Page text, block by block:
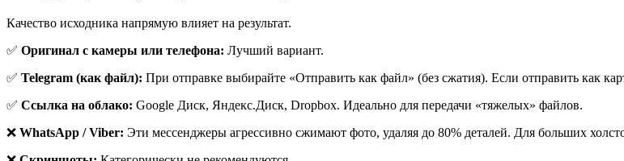
Качество исходника напрямую влияет на результат.
✅ Оригинал с камеры или телефона: Лучший вариант.
✅ Telegram (как файл): При отправке выбирайте «Отправить как файл» (без сжатия). Если отправить как
✅ Ссылка на облако: Google Диск, Яндекс.Диск, Dropbox. Идеально для передачи «тяжелых» файлов.
❌ WhatsApp / Viber: Эти мессенджеры агрессивно сжимают фото, удаляя до 80% деталей. Для больших